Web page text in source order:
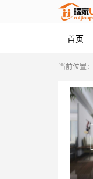
首页
当前位置：